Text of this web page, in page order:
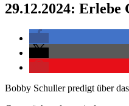
29.12.2024: Erlebe
Bobby Schuller predigt über